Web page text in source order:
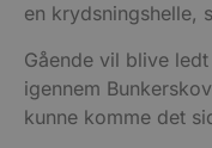
en krydsningshelle,
Gående vil blive
igennem
kunne komme det